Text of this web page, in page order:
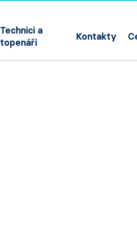
Technici a
topenáři
Kontakty